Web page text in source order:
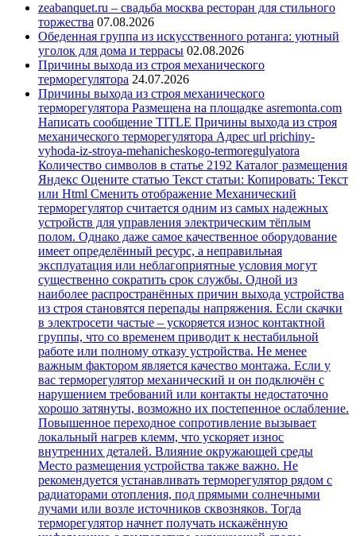
zeabanquet.ru – свадьба москва ресторан для стильного
торжества 07.08.2026
Обеденная группа из искусственного ротанга: уютный
уголок для дома и террасы 02.08.2026
Причины выхода из строя механического
терморегулятора 24.07.2026
Причины выхода из строя механического
терморегулятора Размещена на площадке asremonta.com
Написать сообщение TITLE Причины выхода из строя
механического терморегулятора Адрес url prichiny-
vyhoda-iz-stroya-mehanicheskogo-termoregulyatora
Количество символов в статье 2192 Каталог размещения
Яндекс Оцените статью Текст статьи: Копировать: Текст
или Html Cменить отображение Механический
терморегулятор считается одним из самых надежных
устройств для управления электрическим тёплым
полом. Однако даже самое качественное оборудование
имеет определённый ресурс, а неправильная
эксплуатация или неблагоприятные условия могут
существенно сократить срок службы. Одной из
наиболее распространённых причин выхода устройства
из строя становятся перепады напряжения. Если скачки
в электросети частые – ускоряется износ контактной
группы, что со временем приводит к нестабильной
работе или полному отказу устройства. Не менее
важным фактором является качество монтажа. Если у
вас терморегулятор механический и он подключён с
нарушением требований или контакты недостаточно
хорошо затянуты, возможно их постепенное ослабление.
Повышенное переходное сопротивление вызывает
локальный нагрев клемм, что ускоряет износ
внутренних деталей. Влияние окружающей среды
Место размещения устройства также важно. Не
рекомендуется устанавливать терморегулятор рядом с
радиаторами отопления, под прямыми солнечными
лучами или возле источников сквозняков. Тогда
терморегулятор начнет получать искажённую